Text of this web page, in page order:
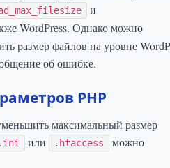
и
WordPress. Однако можно
размер файлов на уровне
об ошибке.
PHP
максимальный размер
или .htaccess
можно